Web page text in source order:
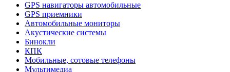
GPS навигаторы автомобильные
GPS приемники
Автомобильные мониторы
Акустические системы
Бинокли
КПК
Мобильные, сотовые телефоны
Мультимедиа